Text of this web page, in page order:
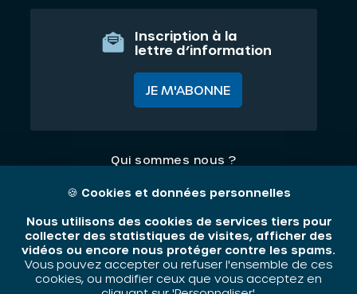
Inscription à la
lettre d’information
JE M'ABONNE
Qui sommes nous ?
Nos thématiques
Mentions légales
🍪 Cookies et données personnelles
Nous utilisons des cookies de services tiers pour
collecter des statistiques de visites, afficher des
vidéos ou encore nous protéger contre les spams.
Vous pouvez accepter ou refuser l'ensemble de ces
cookies, ou modifier ceux que vous acceptez en